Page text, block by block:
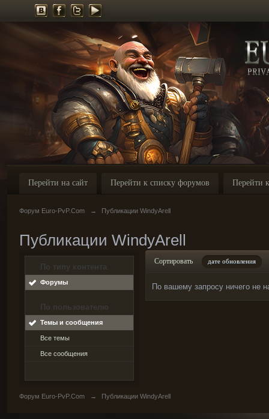
Перейти на сайт Перейти к списку форумов Перейти
Форум Euro-PvP.Com → Публикации WindyArell
Публикации WindyArell
По типу контента
Форумы
По пользователю
Темы и сообщения
Все темы
Все сообщения
Сортировать дате обновления
По вашему запросу ничего не
Форум Euro-PvP.Com → Публикации WindyArell